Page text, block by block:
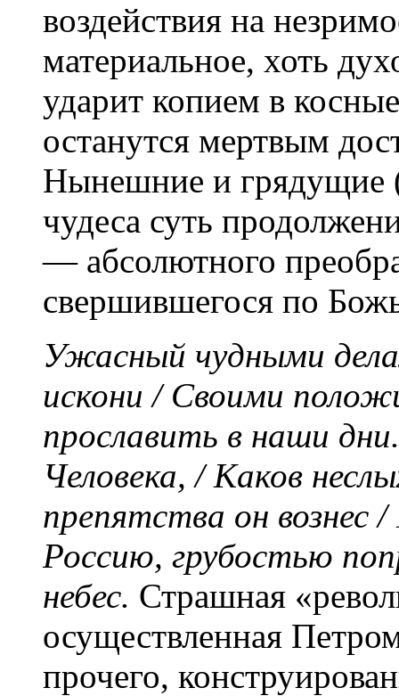
воздействия на
материальное, хоть
ударит копием в
останутся мертвым
Нынешние и грядущие
чудеса суть
— абсолютного
свершившегося по
Ужасный чудными
искони / Своими
прославить в наши
Человека, / Каков
препятства он вознес
Россию, грубостью
небес. Страшная
осуществленная
прочего,